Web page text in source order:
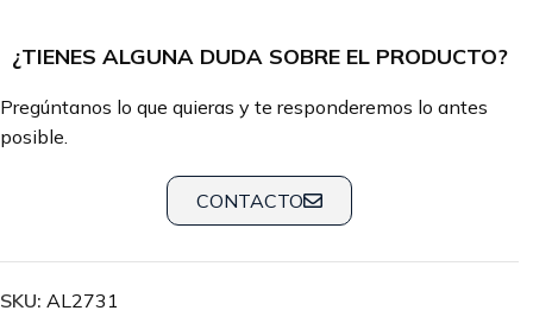
¿TIENES ALGUNA DUDA SOBRE EL PRODUCTO?
Pregúntanos lo que quieras y te responderemos lo antes
posible.
CONTACTO
SKU: AL2731